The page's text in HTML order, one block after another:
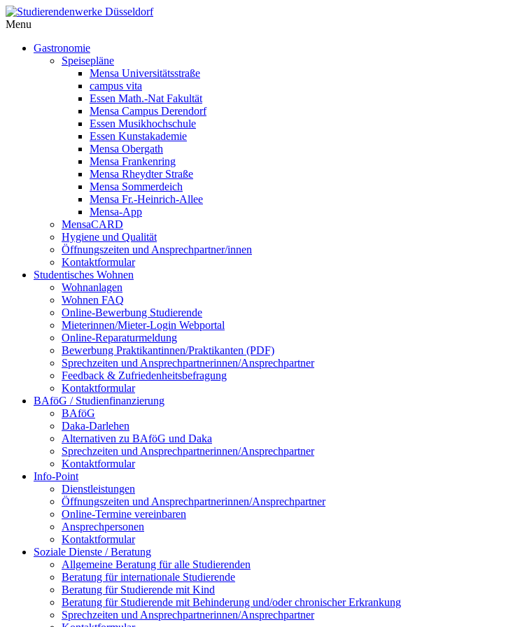
Menu
Gastronomie
Speisepläne
Mensa Universitätsstraße
campus vita
Essen Math.-Nat Fakultät
Mensa Campus Derendorf
Essen Musikhochschule
Essen Kunstakademie
Mensa Obergath
Mensa Frankenring
Mensa Rheydter Straße
Mensa Sommerdeich
Mensa Fr.-Heinrich-Allee
Mensa-App
MensaCARD
Hygiene und Qualität
Öffnungszeiten und Ansprechpartner/innen
Kontaktformular
Studentisches Wohnen
Wohnanlagen
Wohnen FAQ
Online-Bewerbung Studierende
Mieterinnen/Mieter-Login Webportal
Online-Reparaturmeldung
Bewerbung Praktikantinnen/Praktikanten (PDF)
Sprechzeiten und Ansprechpartnerinnen/Ansprechpartner
Feedback & Zufriedenheitsbefragung
Kontaktformular
BAföG / Studienfinanzierung
BAföG
Daka-Darlehen
Alternativen zu BAföG und Daka
Sprechzeiten und Ansprechpartnerinnen/Ansprechpartner
Kontaktformular
Info-Point
Dienstleistungen
Öffnungszeiten und Ansprechpartnerinnen/Ansprechpartner
Online-Termine vereinbaren
Ansprechpersonen
Kontaktformular
Soziale Dienste / Beratung
Allgemeine Beratung für alle Studierenden
Beratung für internationale Studierende
Beratung für Studierende mit Kind
Beratung für Studierende mit Behinderung und/oder chronischer Erkrankung
Sprechzeiten und Ansprechpartnerinnen/Ansprechpartner